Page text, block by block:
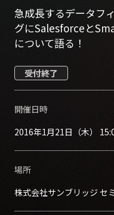
急成長するデータフ
グにSalesforceと
について語る！
受付終了
開催日時
2016年1月21日（木）
場所
株式会社サンブリッジ セ